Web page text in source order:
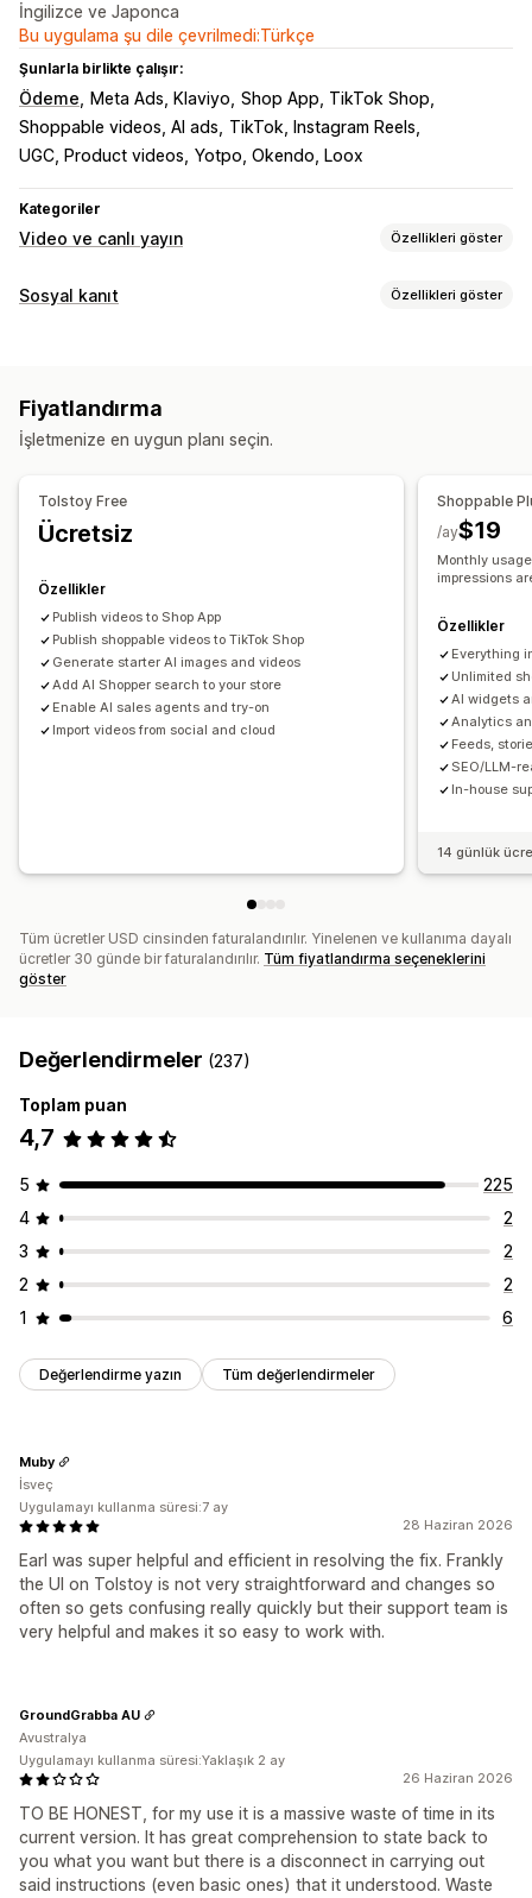
İngilizce ve Japonca
Bu uygulama şu dile çevrilmedi:Türkçe
Şunlarla birlikte çalışır:
Ödeme Meta Ads, Klaviyo Shop App, TikTok Shop
Shoppable videos, AI ads
TikTok, Instagram Reels
UGC, Product videos Yotpo, Okendo, Loox
Kategoriler
Video ve canlı yayın Özellikleri göster
Video yönetimi
Çoklu kanal
Analizler
Video düzenleme
Video içe aktarma
Video oynatıcı
Açılır pencereler
Döngüsel görünümler
Sosyal kanıt Özellikleri göster
Değerlendirmeler
Yakın tarihli ziyaretçiler
Özel bildirimler
Alışveriş yapmaya olanak sağlayan akışlar
Sosyal medya bağlantıları
Analizler
Etkileşim takibi Dönüşüm izleme
Fiyatlandırma
İşletmenize en uygun planı seçin.
Tolstoy Free
Ücretsiz
Özellikler
Publish videos to Shop App
Publish shoppable videos to TikTok Shop
Generate starter AI images and videos
Add AI Shopper search to your store
Enable AI sales agents and try-on
Import videos from social and cloud
Shoppable
$19
/ay
Monthly
impressions
Özellikler
Everything
Unlimited
AI widgets
Analytics
Feeds,
SEO/LLM-
In-house
14 günlük
Tüm ücretler USD cinsinden faturalandırılır. Yinelenen ve kullanıma dayalı
ücretler 30 günde bir faturalandırılır. Tüm fiyatlandırma seçeneklerini
göster
Değerlendirmeler (237)
Toplam puan
4,7
5
225
4
2
3
2
2
2
1
6
Değerlendirme yazın Tüm değerlendirmeler
28 Haziran 2026
Earl was super helpful and efficient in resolving the fix. Frankly
the UI on Tolstoy is not very straightforward and changes so
often so gets confusing really quickly but their support team is
very helpful and makes it so easy to work with.
Muby
İsveç
Uygulamayı kullanma süresi:7 ay
26 Haziran 2026
TO BE HONEST, for my use it is a massive waste of time in its
current version. It has great comprehension to state back to
you what you want but there is a disconnect in carrying out
said instructions (even basic ones) that it understood. Waste
GroundGrabba AU
Avustralya
Uygulamayı kullanma süresi:Yaklaşık 2 ay